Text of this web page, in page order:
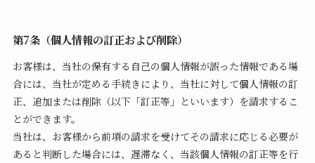
第7条（個人情報の訂正および削除）
お客様は、当社の保有する自己の個人情報が誤った情報である場
合には、当社が定める手続きにより、当社に対して個人情報の訂
正、追加または削除（以下「訂正等」といいます）を請求するこ
とができます。
当社は、お客様から前項の請求を受けてその請求に応じる必要が
あると判断した場合には、遅滞なく、当該個人情報の訂正等を行